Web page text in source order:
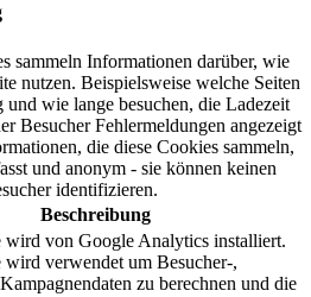
sammeln Informationen darüber, wie
nutzen. Beispielsweise welche Seiten
wie lange besuchen, die Ladezeit
Besucher Fehlermeldungen angezeigt
die diese Cookies sammeln,
und anonym - sie können keinen
identifizieren.
Beschreibung
wird von Google Analytics installiert.
wird verwendet um Besucher-,
zu berechnen und die